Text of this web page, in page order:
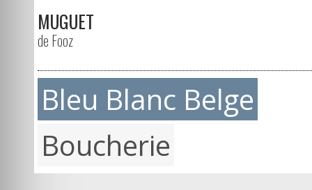
MUGUET
de Fooz
Bleu Blanc Belge
Boucherie